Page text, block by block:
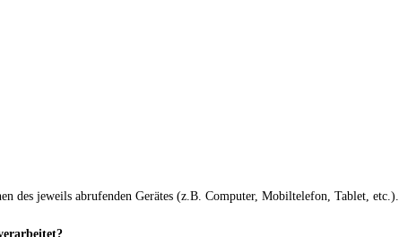
des jeweils abrufenden Gerätes (z.B. Computer, Mobiltelefon, Tablet, etc.).